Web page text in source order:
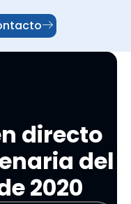
directo
del
2020